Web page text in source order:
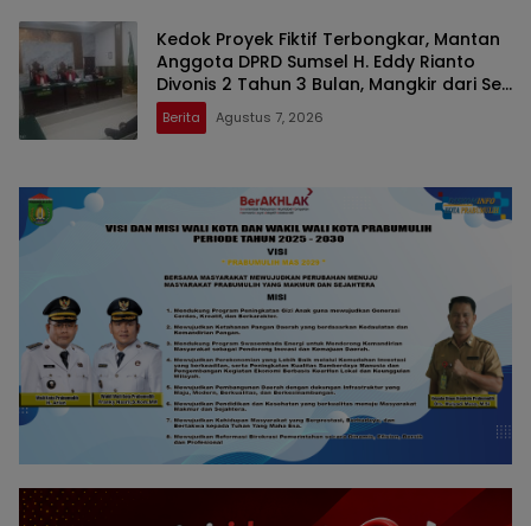
Kedok Proyek Fiktif Terbongkar, Mantan
Anggota DPRD Sumsel H. Eddy Rianto
Divonis 2 Tahun 3 Bulan, Mangkir dari Sel
Nyatakan Banding
Berita Agustus 7, 2026